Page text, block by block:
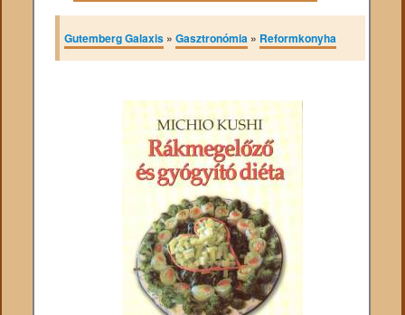
Gutemberg Galaxis »Gasztronómia » Reformkonyha